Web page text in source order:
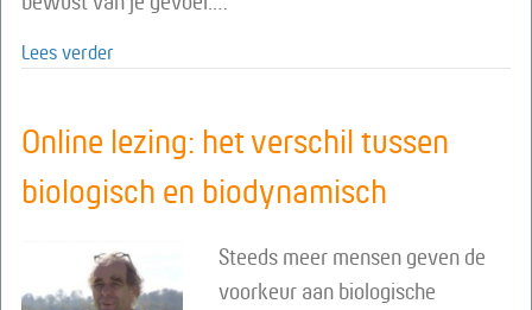
Lees verder
Online lezing: het verschil tussen
biologisch en biodynamisch
Steeds meer mensen geven de
voorkeur aan biologische